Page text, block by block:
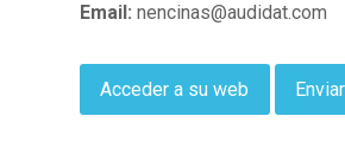
Email: nencinas@audidat.com
Acceder a su web